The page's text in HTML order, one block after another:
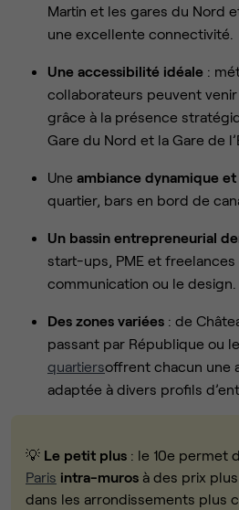
Martin et les gares du Nord
une excellente connectivité.
Une accessibilité idéale :
collaborateurs peuvent
grâce à la présence
Gare du Nord et la Gare de
Une ambiance dynamique
quartier, bars en bord de
Un bassin entrepreneurial
start-ups, PME et
communication ou le design.
Des zones variées : de
passant par République ou
quartiersoffrent chacun une
adaptée à divers profils
💡 Le petit plus : le 10e permet
Paris intra-muros à des prix
dans les arrondissements plus